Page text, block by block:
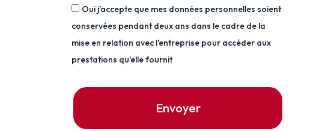
Oui j'accepte que mes données personnelles soient
conservées pendant deux ans dans le cadre de la
mise en relation avec l'entreprise pour accéder aux
prestations qu'elle fournit
Envoyer